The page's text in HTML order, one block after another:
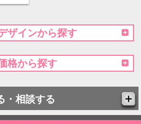
ザインから探す
格から探す
・相談する